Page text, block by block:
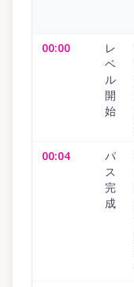
00:00
レ
ベ
ル
開
始
00:04
パ
ス
完
成